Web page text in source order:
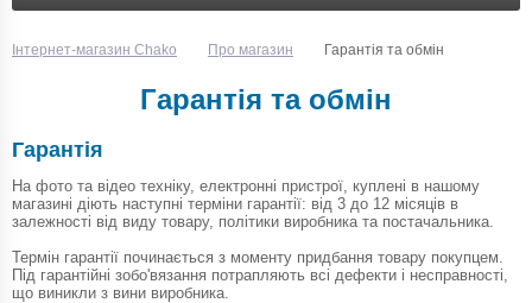
Інтернет-магазин Chako Про магазин Гарантія та обмін
Гарантія та обмін
Гарантія
На фото та відео техніку, електронні пристрої, куплені в нашому
магазині діють наступні терміни гарантії: від 3 до 12 місяців в
залежності від виду товару, політики виробника та постачальника.
Термін гарантії починається з моменту придбання товару покупцем.
Під гарантійні зобо'вязання потрапляють всі дефекти і несправності,
що виникли з вини виробника.